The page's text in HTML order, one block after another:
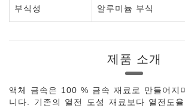
부식성 알루미늄 부식
제품 소개
액체 금속은 100 % 금속 재료로 만들어지
니다. 기존의 열전 도성 재료보다 열전도